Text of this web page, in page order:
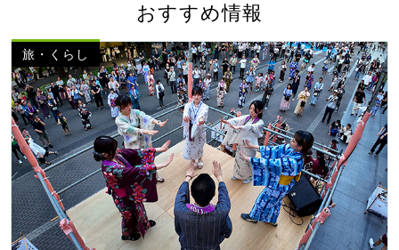
おすすめ情報
旅・くらし